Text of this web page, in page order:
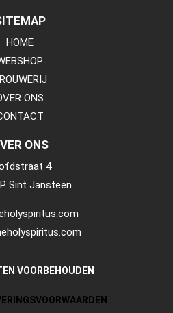
HOME
ONS
ONS
4
Sint Jansteen
VOORBEHOUDEN